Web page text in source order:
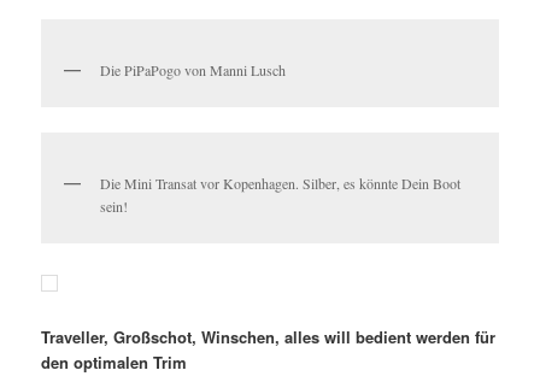
Die PiPaPogo von Manni Lusch
Die Mini Transat vor Kopenhagen. Silber, es könnte Dein Boot
sein!
Traveller, Großschot, Winschen, alles will bedient werden für
den optimalen Trim